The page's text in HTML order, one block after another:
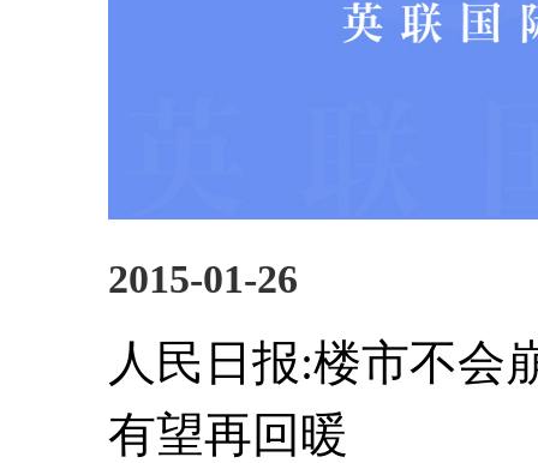
2015-01-26
人民日报:楼市不会
有望再回暖